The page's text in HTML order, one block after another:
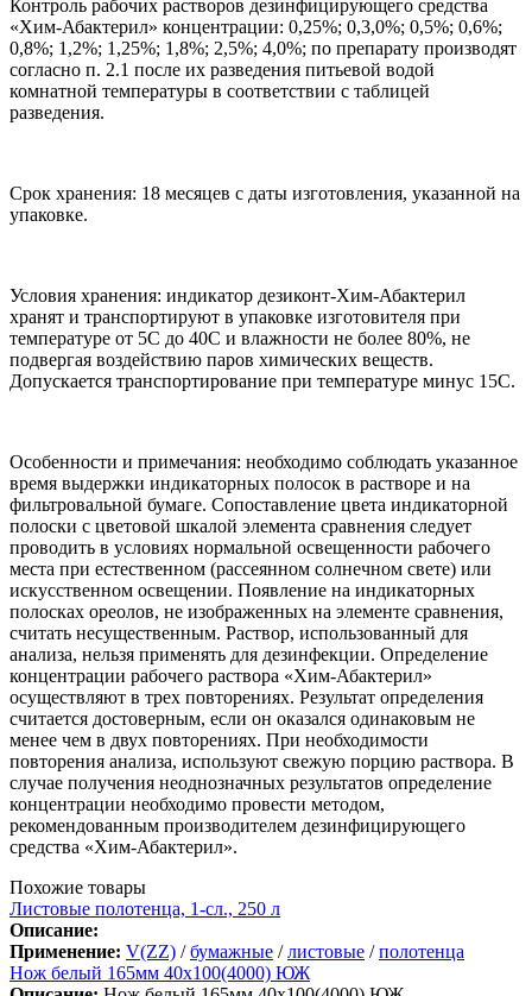
Контроль рабочих растворов дезинфицирующего средства
«Хим-Абактерил» концентрации: 0,25%; 0,3,0%; 0,5%; 0,6%;
0,8%; 1,2%; 1,25%; 1,8%; 2,5%; 4,0%; по препарату производят
согласно п. 2.1 после их разведения питьевой водой
комнатной температуры в соответствии с таблицей
разведения.
Срок хранения: 18 месяцев с даты изготовления, указанной на
упаковке.
Условия хранения: индикатор дезиконт-Хим-Абактерил
хранят и транспортируют в упаковке изготовителя при
температуре от 5С до 40С и влажности не более 80%, не
подвергая воздействию паров химических веществ.
Допускается транспортирование при температуре минус 15С.
Особенности и примечания: необходимо соблюдать указанное
время выдержки индикаторных полосок в растворе и на
фильтровальной бумаге. Сопоставление цвета индикаторной
полоски с цветовой шкалой элемента сравнения следует
проводить в условиях нормальной освещенности рабочего
места при естественном (рассеянном солнечном свете) или
искусственном освещении. Появление на индикаторных
полосках ореолов, не изображенных на элементе сравнения,
считать несущественным. Раствор, использованный для
анализа, нельзя применять для дезинфекции. Определение
концентрации рабочего раствора «Хим-Абактерил»
осуществляют в трех повторениях. Результат определения
считается достоверным, если он оказался одинаковым не
менее чем в двух повторениях. При необходимости
повторения анализа, используют свежую порцию раствора. В
случае получения неоднозначных результатов определение
концентрации необходимо провести методом,
рекомендованным производителем дезинфицирующего
средства «Хим-Абактерил».
Похожие товары
Листовые полотенца, 1-сл., 250 л
Описание:
Применение: V(ZZ) /бумажные /листовые /полотенца
Нож белый 165мм 40х100(4000) ЮЖ